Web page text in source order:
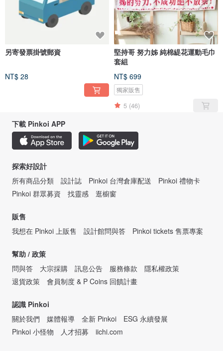
另寄發票掛號郵資
NT$ 28
堅持哥 努力姊 純棉緹花運動毛巾
套組
NT$ 699
獨家販售
5 (46)
下載 Pinkoi APP
探索好設計
所有商品分類
設計誌 Pinkoi 台灣倉庫配送
Pinkoi 禮物卡
Pinkoi 群眾募資
找靈感 逛櫥窗
販售
我想在 Pinkoi 上販售
設計館問與答 Pinkoi tickets 售票專案
幫助 / 政策
問與答
大宗採購 訊息公告 服務條款
隱私權政策
退貨政策
會員制度 & P Coins 回饋計畫
認識 Pinkoi
關於我們
媒體報導 全新 Pinkoi
ESG 永續發展
Pinkoi 小怪物
人才招募 iichi.com